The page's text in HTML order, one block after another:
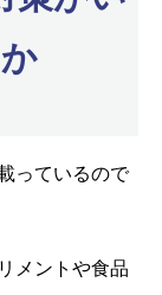
っているので
メントや食品